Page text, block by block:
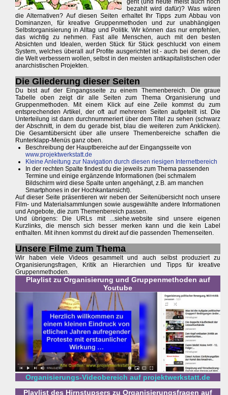
geht (und heute meist auch noch
bezahlt wird dafür)? Was wären
die Alternativen? Auf diesen Seiten erhaltet Ihr Tipps zum Abbau von
Dominanzen, für kreative Gruppenmethoden und zur unabhängigen
Selbstorganisierung in Alltag und Politik. Wir können das nur empfehlen,
das wichtig zu nehmen. Fast alle Menschen, auch mit den besten
Absichten und Idealen, werden Stück für Stück geschluckt von einem
System, welches überall auf Profite ausgerichtet ist - auch bei denen, die
die Welt verbessern wollen, selbst in den meisten antikapitalistischen oder
anarchistischen Projekten.
Die Gliederung dieser Seiten
Du bist auf der Eingangsseite zu einem Themenbereich. Die graue
Tabelle oben zeigt dir alle Seiten zum Thema Organisierung und
Gruppenmethoden. Mit einem Klick auf eine Zeile kommst du zum
entsprechenden Artikel, der oft auf mehreren Seiten aufgeteilt ist. Die
Unterteilung ist dann durchnummeriert über dem Titel zu sehen (schwarz
der Abschnitt, in dem du gerade bist, blau die weiteren zum Anklicken).
Die Gesamtübersicht über alle unsere Themenbereiche schaffen die
Runterklapp-Menüs ganz oben.
Beschreibung der Hauptbereiche auf der Eingangsseite von
www.projektwerkstatt.de
Kleine Anleitung zur Navigation durch diesen riesigen Internetbereich
In der rechten Spalte findest du die jeweils zum Thema passenden
Termine und einige ergänzende Informationen (bei schmalem
Bildschirm wird diese Spalte unten angehängt, z.B. am manchen
Smartphones in der Hochkantansicht).
Auf dieser Seite präsentieren wir neben der Seitenübersicht noch unsere
Film- und Materialsammlungen sowie ausgewählte andere Informationen
und Angebote, die zum Themenbereich passen.
Und übrigens: Die URLs mit ...siehe.website sind unsere eigenen
Kurzlinks, die mensch sich besser merken kann und die kein Label
enthalten. Mit ihnen kommst du direkt auf die passenden Themenseiten.
Unsere Filme zum Thema
Wir haben viele Videos gesammelt und auch selbst produziert zu
Organisierungsfragen, Kritik an Hierarchien und Tipps für kreative
Gruppenmethoden.
Playlist zu Organisierung und Gruppenmethoden auf
Youtube
Organisierungs-Videobereich auf projektwerkstatt.de
Playlist des Hirnstupsers zu Organisierungsfragen auf